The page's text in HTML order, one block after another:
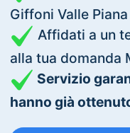
Giffoni Valle Piana
Affidati a un
alla tua domanda
Servizio
hanno già